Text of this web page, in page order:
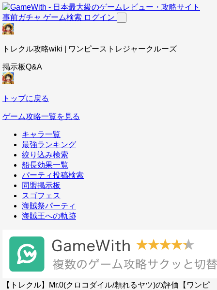
事前ガチャ ゲーム検索 ログイン
トレクル攻略wiki | ワンピーストレジャークルーズ
掲示板Q&A
トップに戻る
ゲーム攻略一覧を見る
キャラ一覧
最強ランキング
絞り込み検索
船長効果一覧
パーティ投稿検索
同盟掲示板
スゴフェス
海賊祭パーティ
海賊王への軌跡
【トレクル】Mr.0(クロコダイル/頼れるヤツ)の評価【ワンピ